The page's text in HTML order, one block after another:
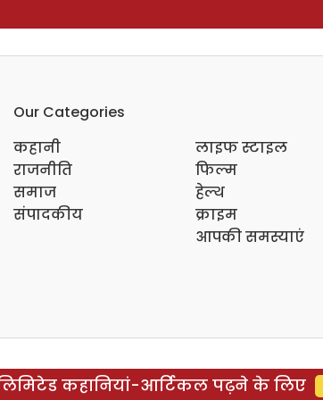
Our Categories
कहानी
राजनीति
समाज
संपादकीय
लाइफ स्टाइल
फिल्म
हेल्थ
क्राइम
आपकी समस्याएं
कहानियां-आर्टिकल पढ़ने के लिए